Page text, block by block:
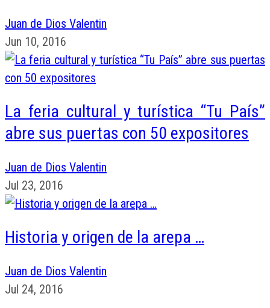
Juan de Dios Valentin
Jun 10, 2016
La feria cultural y turística “Tu País”
abre sus puertas con 50 expositores
Juan de Dios Valentin
Jul 23, 2016
Historia y origen de la arepa …
Juan de Dios Valentin
Jul 24, 2016